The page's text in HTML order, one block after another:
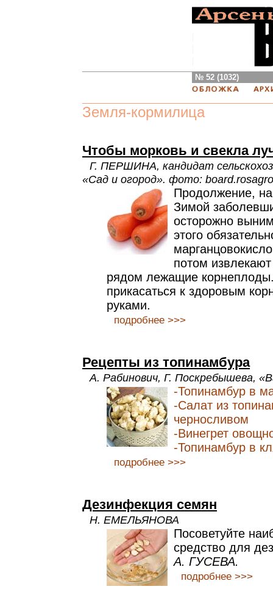
№ 52 (1032)
Земля-кормилица
Чтобы морковь и свекла
Г. ПЕРШИНА, кандидат
«Сад и огород». фото:
Продолжение,
Зимой
осторожно
этого
потом
рядом лежащие
прикасаться к здоровым
руками.
подробнее >>>
Рецепты из топинамбура
А. Рабинович, Г. Поскребышева,
-Топинамбур в
-Салат из
черносливом
-Винегрет
-Топинамбур в
подробнее >>>
Дезинфекция семян
Н. ЕМЕЛЬЯНОВА
Посоветуйте
средство для
А. ГУСЕВА.
подробнее >>>